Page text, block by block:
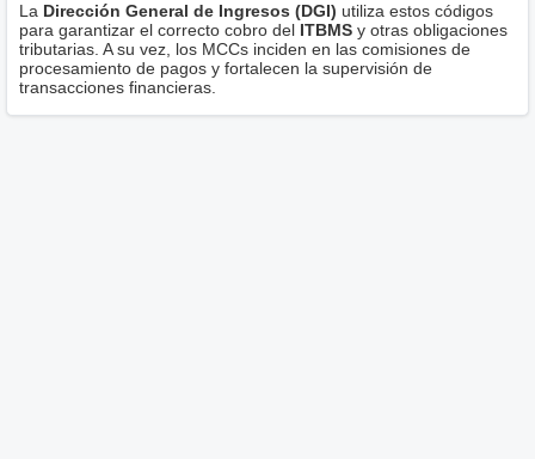
La Dirección General de Ingresos (DGI) utiliza estos códigos
para garantizar el correcto cobro del ITBMS y otras obligaciones
tributarias. A su vez, los MCCs inciden en las comisiones de
procesamiento de pagos y fortalecen la supervisión de
transacciones financieras.